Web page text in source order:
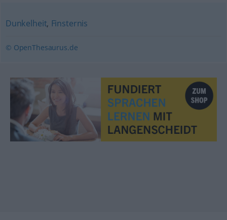
Dunkelheit, Finsternis
© OpenThesaurus.de